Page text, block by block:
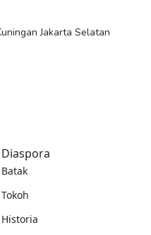
Jakarta Selatan
Diaspora
Batak
Tokoh
Historia